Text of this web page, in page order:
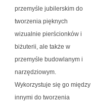
przemyśle jubilerskim do
tworzenia pięknych
wizualnie pierścionków i
biżuterii, ale także w
przemyśle budowlanym i
narzędziowym.
Wykorzystuje się go między
innymi do tworzenia